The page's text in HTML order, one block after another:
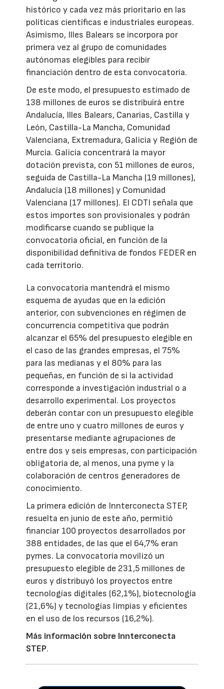
histórico y cada vez más prioritario en las
políticas científicas e industriales europeas.
Asimismo, Illes Balears se incorpora por
primera vez al grupo de comunidades
autónomas elegibles para recibir
financiación dentro de esta convocatoria.
De este modo, el presupuesto estimado de
138 millones de euros se distribuirá entre
Andalucía, Illes Balears, Canarias, Castilla y
León, Castilla-La Mancha, Comunidad
Valenciana, Extremadura, Galicia y Región de
Murcia. Galicia concentrará la mayor
dotación prevista, con 51 millones de euros,
seguida de Castilla-La Mancha (19 millones),
Andalucía (18 millones) y Comunidad
Valenciana (17 millones). El CDTI señala que
estos importes son provisionales y podrán
modificarse cuando se publique la
convocatoria oficial, en función de la
disponibilidad definitiva de fondos FEDER en
cada territorio.
La convocatoria mantendrá el mismo
esquema de ayudas que en la edición
anterior, con subvenciones en régimen de
concurrencia competitiva que podrán
alcanzar el 65% del presupuesto elegible en
el caso de las grandes empresas, el 75%
para las medianas y el 80% para las
pequeñas, en función de si la actividad
corresponde a investigación industrial o a
desarrollo experimental. Los proyectos
deberán contar con un presupuesto elegible
de entre uno y cuatro millones de euros y
presentarse mediante agrupaciones de
entre dos y seis empresas, con participación
obligatoria de, al menos, una pyme y la
colaboración de centros generadores de
conocimiento.
La primera edición de Innterconecta STEP,
resuelta en junio de este año, permitió
financiar 100 proyectos desarrollados por
388 entidades, de las que el 64,7% eran
pymes. La convocatoria movilizó un
presupuesto elegible de 231,5 millones de
euros y distribuyó los proyectos entre
tecnologías digitales (62,1%), biotecnología
(21,6%) y tecnologías limpias y eficientes
en el uso de los recursos (16,2%).
Más información sobre Innterconecta
STEP.